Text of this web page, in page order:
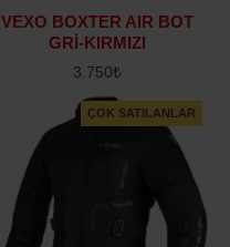
VEXO BOXTER AIR BOT
GRİ-KIRMIZI
3.750₺
ÇOK SATILANLAR